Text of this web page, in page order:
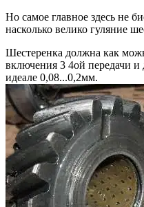
Но самое главное здесь не
насколько велико гуляние
Шестеренка должна как
включения 3 4ой передачи и
идеале 0,08...0,2мм.